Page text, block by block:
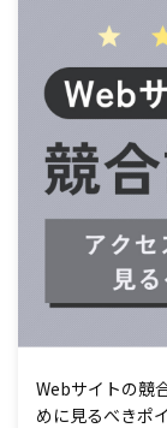
Webサイトの競
めに見るべきポ